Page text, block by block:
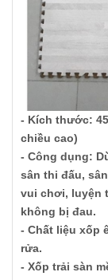
- Kích thước:
chiều cao)
- Công dụng:
sân thi đấu,
vui chơi, luyện
không bị đau.
- Chất liệu xốp
rửa.
- Xốp trải sàn